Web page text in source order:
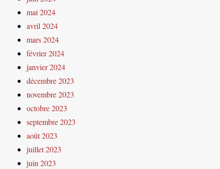
mai 2024
avril 2024
mars 2024
février 2024
janvier 2024
décembre 2023
novembre 2023
octobre 2023
septembre 2023
août 2023
juillet 2023
juin 2023